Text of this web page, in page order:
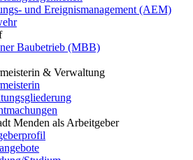
und Ereignismanagement (AEM)
Baubetrieb (MBB)
& Verwaltung
Menden als Arbeitgeber